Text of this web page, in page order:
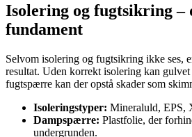
Isolering og fugtsikring –
fundament
Selvom isolering og fugtsikring ikke ses,
resultat. Uden korrekt isolering kan
fugtspærre kan der opstå skader som
Isoleringstyper: Mineraluld, EPS,
Dampspærre: Plastfolie, der
undergrunden.